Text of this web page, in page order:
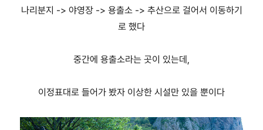
나리분지 -> 야영장 -> 용출소 -> 추산으로 걸어서 이동하기
로 했다
중간에 용출소라는 곳이 있는데,
이정표대로 들어가 봤자 이상한 시설만 있을 뿐이다